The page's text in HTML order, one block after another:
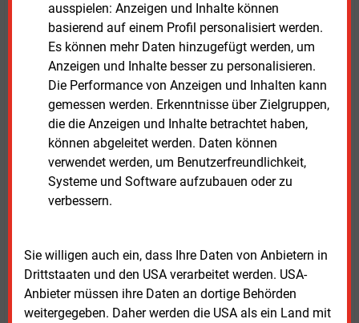
ausspielen: Anzeigen und Inhalte können
basierend auf einem Profil personalisiert werden.
Es können mehr Daten hinzugefügt werden, um
Anzeigen und Inhalte besser zu personalisieren.
Die Performance von Anzeigen und Inhalten kann
gemessen werden. Erkenntnisse über Zielgruppen,
die die Anzeigen und Inhalte betrachtet haben,
können abgeleitet werden. Daten können
verwendet werden, um Benutzerfreundlichkeit,
Systeme und Software aufzubauen oder zu
verbessern.
Sie willigen auch ein, dass Ihre Daten von Anbietern in
Drittstaaten und den USA verarbeitet werden. USA-
Anbieter müssen ihre Daten an dortige Behörden
weitergegeben. Daher werden die USA als ein Land mit
Heinermann verweist auf den Koalitionsvertrag der
Bundesregierung aus SPD und Union. Darin kündigt
die Bundesregierung an, Instrumente auf den Weg zu
bringen, um eine versorgungssichere und
kostengünstigere Befüllung der Gasspeicher
sicherzustellen. Ein Vergleich mit anderen EU-
Mitgliedstaaten zeige, dass politische
Rahmenbedingungen die Wintervorsorge spürbar
verbessern könnten, so Heinermann.
DerFüllstand der Gasspeicher im
Bundesnetzagentur zur Einsicht bereit.
Freitag, 9.01.2026, 15:35 Uhr
Susanne Harmsen